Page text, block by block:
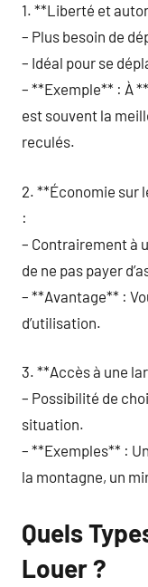
1. **Liberté et
– Plus besoin de
– Idéal pour se
– **Exemple** : À
est souvent la
reculés.
2. **Économie sur
:
– Contrairement à
de ne pas payer
– **Avantage** :
d’utilisation.
3. **Accès à une
– Possibilité de
situation.
– **Exemples** :
la montagne, un
Quels
Louer ?